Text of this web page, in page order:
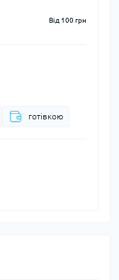
Від 100 грн
готівкою